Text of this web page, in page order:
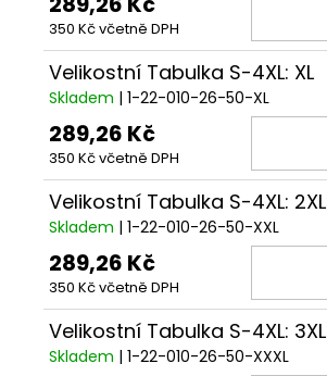
350 Kč včetně DPH
Velikostní Tabulka S-4XL: XL
Skladem | 1-22-010-26-50-XL
289,26 Kč
350 Kč včetně DPH
Velikostní Tabulka S-4XL: 2XL
Skladem | 1-22-010-26-50-XXL
289,26 Kč
350 Kč včetně DPH
Velikostní Tabulka S-4XL: 3XL
Skladem | 1-22-010-26-50-XXXL